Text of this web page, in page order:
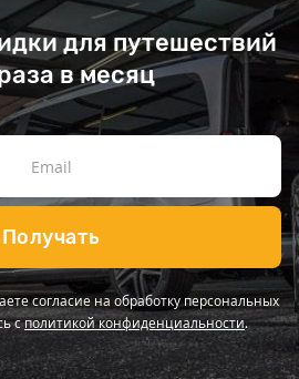
для путешествий
в месяц
Получать
согласие на обработку персональных
сполитикой конфиденциальности.